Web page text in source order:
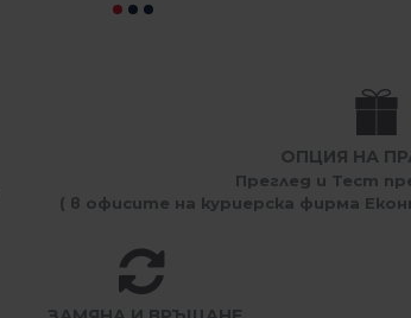
ОПЦИЯ НА
Преглед и Тест
( в офисите на куриерска фирма